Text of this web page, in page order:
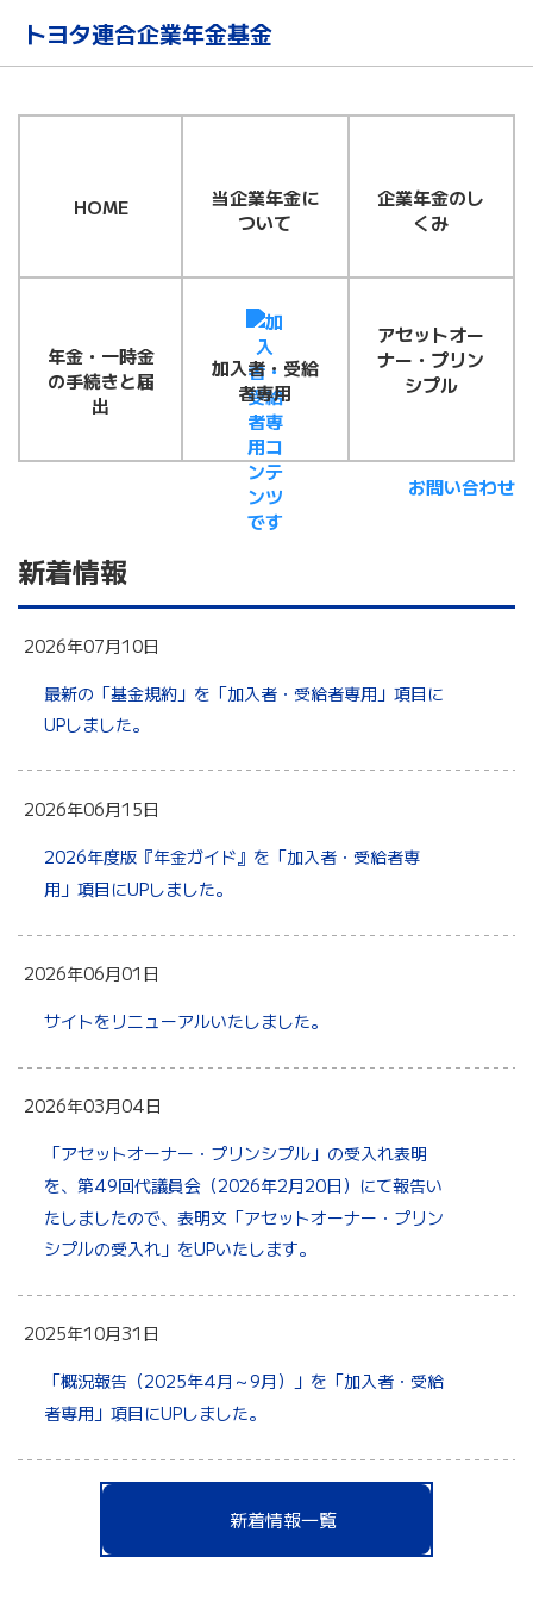
メインコンテンツに移動する
トヨタ連合企業年金基金
HOME
当企業年金に
ついて
企業年金のし
くみ
年金・一時金
の手続きと届
出
加入者・受給
者専用
アセットオー
ナー・プリン
シプル
お問い合わせ
新着情報
2026年07月10日
最新の「基金規約」を「加入者・受給者専用」項目に
UPしました。
2026年06月15日
2026年度版『年金ガイド』を「加入者・受給者専
用」項目にUPしました。
2026年06月01日
サイトをリニューアルいたしました。
2026年03月04日
「アセットオーナー・プリンシプル」の受入れ表明
を、第49回代議員会（2026年2月20日）にて報告い
たしましたので、表明文「アセットオーナー・プリン
シプルの受入れ」をUPいたします。
2025年10月31日
「概況報告（2025年4月～9月）」を「加入者・受給
者専用」項目にUPしました。
新着情報一覧